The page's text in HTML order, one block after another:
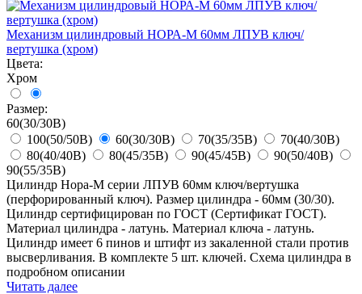
Механизм цилиндровый НОРА-М 60мм ЛПУВ ключ/
вертушка (хром)
Цвета:
Хром
Размер:
60(30/30В)
100(50/50В)
60(30/30В) 70(35/35В)
70(40/30В)
80(40/40В)
80(45/35В) 90(45/45В)
90(50/40В)
90(55/35В)
Цилиндр Нора-М серии ЛПУВ 60мм ключ/вертушка
(перфорированный ключ). Размер цилиндра - 60мм (30/30).
Цилиндр сертифицирован по ГОСТ (Сертификат ГОСТ).
Материал цилиндра - латунь. Материал ключа - латунь.
Цилиндр имеет 6 пинов и штифт из закаленной стали против
высверливания. В комплекте 5 шт. ключей. Схема цилиндра в
подробном описании
Читать далее